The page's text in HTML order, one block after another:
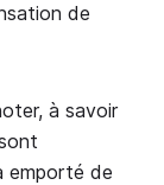
de
à savoir
emporté de